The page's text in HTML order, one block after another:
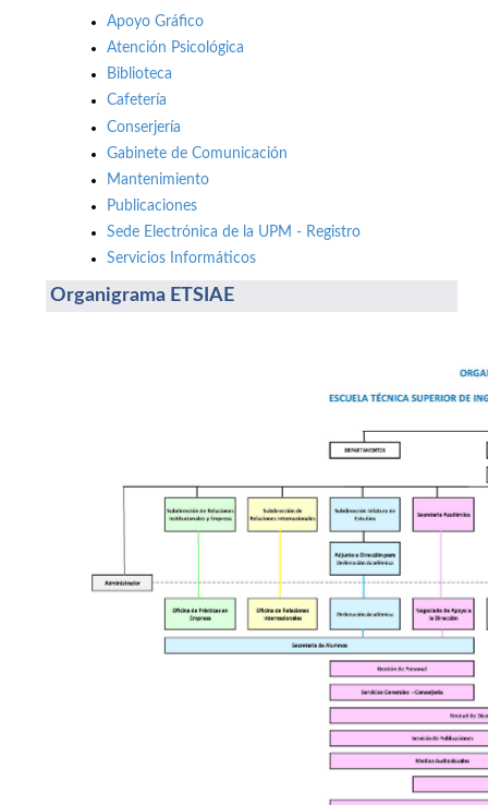
Apoyo Gráfico
Atención Psicológica
Biblioteca
Cafetería
Conserjería
Gabinete de Comunicación
Mantenimiento
Publicaciones
Sede Electrónica de la UPM - Registro
Servicios Informáticos
Organigrama ETSIAE